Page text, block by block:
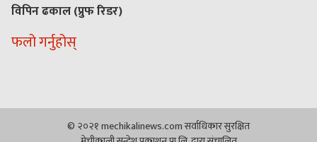
विपिन ढकाल (प्रुफ रिडर)
फलो गर्नुहोस्
© २०२१ mechikalinews.com सर्वाधिकार सुरक्षित